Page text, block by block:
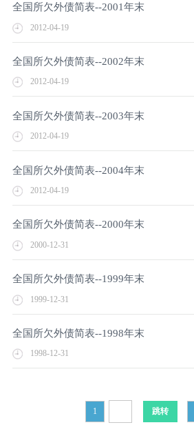
全国所欠外债简表--2001年末
2012-04-19
全国所欠外债简表--2002年末
2012-04-19
全国所欠外债简表--2003年末
2012-04-19
全国所欠外债简表--2004年末
2012-04-19
全国所欠外债简表--2000年末
2000-12-31
全国所欠外债简表--1999年末
1999-12-31
全国所欠外债简表--1998年末
1998-12-31
1